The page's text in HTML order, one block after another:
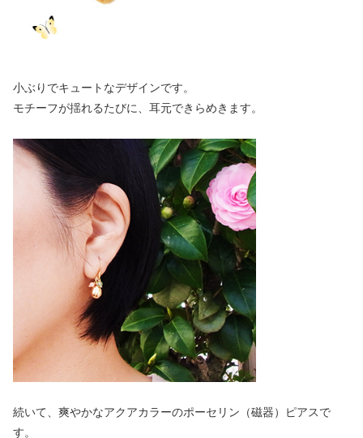
小ぶりでキュートなデザインです。
モチーフが揺れるたびに、耳元できらめきます。
続いて、爽やかなアクアカラーのポーセリン（磁器）ピアスで
す。